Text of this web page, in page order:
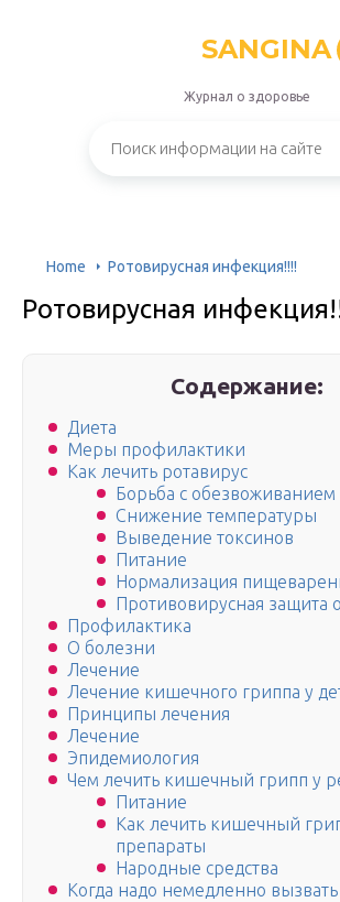
SANGINA
Журнал о здоровье
Home Ротовирусная инфекция!!!!
Ротовирусная
Содержание:
Диета
Меры профилактики
Как лечить ротавирус
Борьба с обезвоживанием
Снижение температуры
Выведение токсинов
Питание
Нормализация
Противовирусная защита
Профилактика
О болезни
Лечение
Лечение кишечного гриппа у
Принципы лечения
Лечение
Эпидемиология
Чем лечить кишечный грипп у
Питание
Как лечить кишечный
препараты
Народные средства
Когда надо немедленно